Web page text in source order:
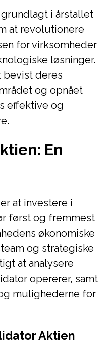
i årstallet
at revolutionere
for virksomheder
løsninger.
bevist deres
og opnået
effektive og
En
at investere i
først og fremmest
økonomiske
og strategiske
at analysere
opererer, samt
mulighederne for
Aktien